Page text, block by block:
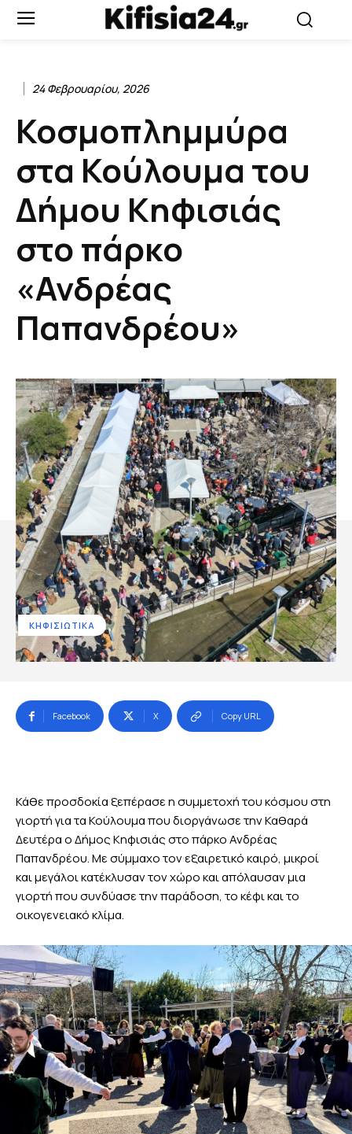
24 Φεβρουαρίου, 2026
Κοσμοπλημμύρα
στα Κούλουμα του
Δήμου Κηφισιάς
στο πάρκο
«Ανδρέας
Παπανδρέου»
ΚΗΦΙΣΙΩΤΙΚΑ
Facebook X Copy URL
Κάθε προσδοκία ξεπέρασε η συμμετοχή του κόσμου στη
γιορτή για τα Κούλουμα που διοργάνωσε την Καθαρά
Δευτέρα ο Δήμος Κηφισιάς στο πάρκο Ανδρέας
Παπανδρέου. Με σύμμαχο τον εξαιρετικό καιρό, μικροί
και μεγάλοι κατέκλυσαν τον χώρο και απόλαυσαν μια
γιορτή που συνδύασε την παράδοση, το κέφι και το
οικογενειακό κλίμα.